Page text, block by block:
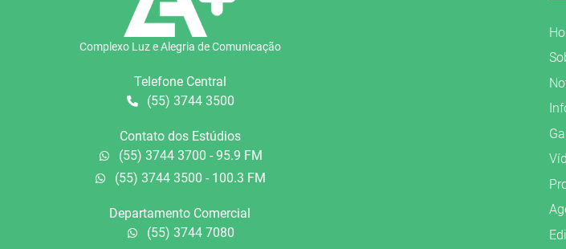
Complexo Luz e Alegria de Comunicação
Telefone Central
(55) 3744 3500
Contato dos Estúdios
(55) 3744 3700 - 95.9 FM
(55) 3744 3500 - 100.3 FM
Departamento Comercial
(55) 3744 7080